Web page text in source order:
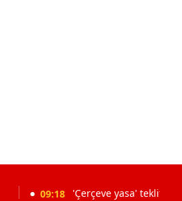
'Çerçeve yasa' teklifi komisyonda